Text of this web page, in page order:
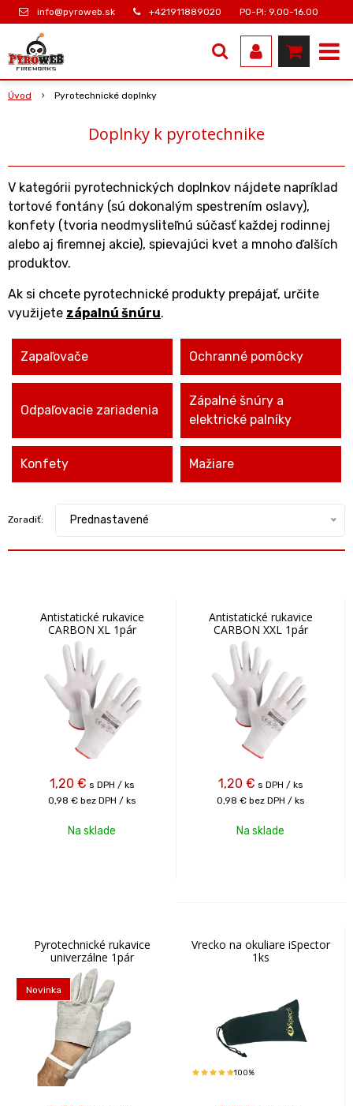
info@pyroweb.sk +421911889020 PO-PI: 9.00-16.00
Úvod Pyrotechnické doplnky
Doplnky k pyrotechnike
V kategórii pyrotechnických doplnkov nájdete napríklad
tortové fontány (sú dokonalým spestrením oslavy),
konfety (tvoria neodmysliteľnú súčasť každej rodinnej
alebo aj firemnej akcie), spievajúci kvet a mnoho ďalších
produktov.
Ak si chcete pyrotechnické produkty prepájať, určite
využijete zápalnú šnúru.
Zapaľovače Ochranné pomôcky
Odpaľovacie zariadenia
Zápalné šnúry a
elektrické palníky
Konfety Mažiare
Zoradiť: Prednastavené
Antistatické rukavice
CARBON XL 1pár
1,20 € s DPH / ks
0,98 € bez DPH / ks
Na sklade
Antistatické rukavice
CARBON XXL 1pár
1,20 € s DPH / ks
0,98 € bez DPH / ks
Na sklade
Pyrotechnické rukavice
univerzálne 1pár
Novinka
Vrecko na okuliare iSpector
1ks
100%